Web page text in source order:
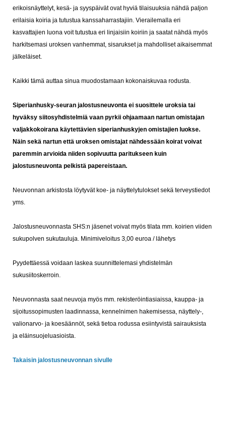
erikoisnäyttelyt, kesä- ja syyspäivät ovat hyviä tilaisuuksia nähdä paljon
erilaisia koiria ja tutustua kanssaharrastajiin. Vierailemalla eri
kasvattajien luona voit tutustua eri linjaisiin koiriin ja saatat nähdä myös
harkitsemasi uroksen vanhemmat, sisarukset ja mahdolliset aikaisemmat
jälkeläiset.
Kaikki tämä auttaa sinua muodostamaan kokonaiskuvaa rodusta.
Siperianhusky-seuran jalostusneuvonta ei suosittele uroksia tai
hyväksy siitosyhdistelmiä vaan pyrkii ohjaamaan nartun omistajan
valjakkokoirana käytettävien siperianhuskyjen omistajien luokse.
Näin sekä nartun että uroksen omistajat nähdessään koirat voivat
paremmin arvioida niiden sopivuutta paritukseen kuin
jalostusneuvonta pelkistä papereistaan.
Neuvonnan arkistosta löytyvät koe- ja näyttelytulokset sekä terveystiedot
yms.
Jalostusneuvonnasta SHS:n jäsenet voivat myös tilata mm. koirien viiden
sukupolven sukutauluja. Minimiveloitus 3,00 euroa / lähetys
Pyydettäessä voidaan laskea suunnittelemasi yhdistelmän
sukusiitoskerroin.
Neuvonnasta saat neuvoja myös mm. rekisteröintiasiaissa, kauppa- ja
sijoitussopimusten laadinnassa, kennelnimen hakemisessa, näyttely-,
valionarvo- ja koesäännöt, sekä tietoa rodussa esiintyvistä sairauksista
ja eläinsuojeluasioista.
Takaisin jalostusneuvonnan sivulle